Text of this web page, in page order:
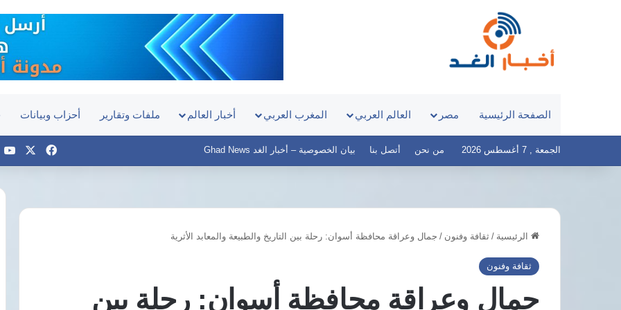
الصفحة الرئيسية مصر العالم العربي المغرب العربي أخبار العالم ملفات وتقارير أحزاب وبيانات
الجمعة , 7 أغسطس 2026 من نحن أتصل بنا بيان الخصوصية – أخبار الغد Ghad News فيسبوك
الرئيسية / ثقافة وفنون / جمال وعراقة محافظة أسوان: رحلة بين التاريخ والطبيعة والمعابد الأثرية
ثقافة وفنون
جمال وعراقة محافظة أسوان: رحلة بين
أسباب
تخصيص
تدهور